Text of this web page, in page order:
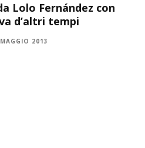
Lolo Fernández con
d’altri tempi
2013